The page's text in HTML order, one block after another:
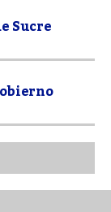
Sucre